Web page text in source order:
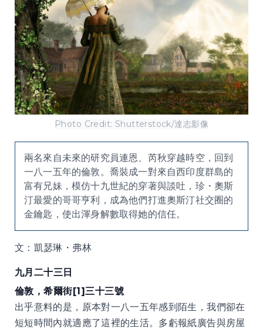
Photo Credit: Shutterstock/達志影像
兩名來自未來的研究員連恩、芮秋穿越時空，回到
一八一五年的倫敦。喬裝成一對來自西印度群島的
富有兄妹，模仿十九世紀的穿著與談吐，珍・奧斯
汀最愛的哥哥亨利，成為他們打進奧斯汀社交圈的
金鑰匙，使出渾身解數取得她的信任。
文：凱瑟琳・弗林
九月二十三日
倫敦，希爾街[1]三十三號
出乎意料的是，原本對一八一五年感到陌生，我們卻在
短短時間內就適應了這裡的生活。多虧報紙廣告與房屋